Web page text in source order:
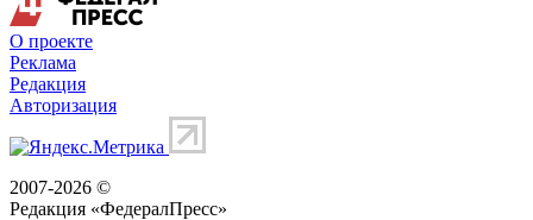
О проекте
Реклама
Редакция
Авторизация
2007-2026 ©
Редакция «ФедералПресс»